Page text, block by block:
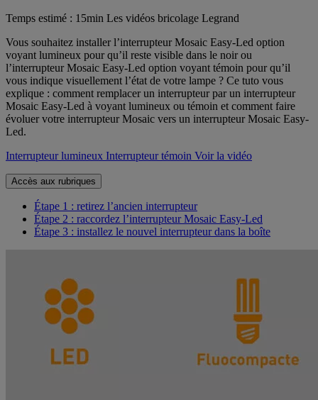
Temps estimé : 15min Les vidéos bricolage Legrand
Vous souhaitez installer l’interrupteur Mosaic Easy-Led option
voyant lumineux pour qu’il reste visible dans le noir ou
l’interrupteur Mosaic Easy-Led option voyant témoin pour qu’il
vous indique visuellement l’état de votre lampe ? Ce tuto vous
explique : comment remplacer un interrupteur par un interrupteur
Mosaic Easy-Led à voyant lumineux ou témoin et comment faire
évoluer votre interrupteur Mosaic vers un interrupteur Mosaic Easy-
Led.
Interrupteur lumineux Interrupteur témoin Voir la vidéo
Accès aux rubriques
Étape 1 : retirez l’ancien interrupteur
Étape 2 : raccordez l’interrupteur Mosaic Easy-Led
Étape 3 : installez le nouvel interrupteur dans la boîte